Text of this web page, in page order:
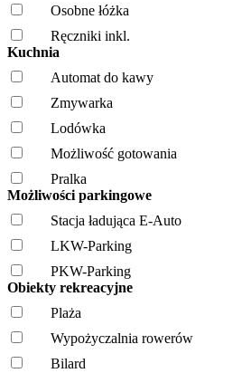
Osobne łóżka
Ręczniki inkl.
Kuchnia
Automat do kawy
Zmywarka
Lodówka
Możliwość gotowania
Pralka
Możliwości parkingowe
Stacja ładująca E-Auto
LKW-Parking
PKW-Parking
Obiekty rekreacyjne
Plaża
Wypożyczalnia rowerów
Bilard